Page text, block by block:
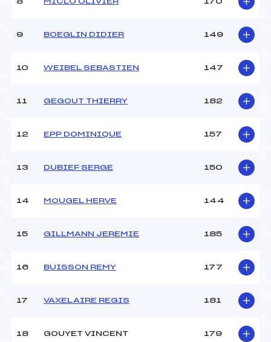
8 MICLO OLIVIER 170
9 BOEGLIN DIDIER 149
10 WEIBEL SEBASTIEN 147
11 GEGOUT THIERRY 182
12 EPP DOMINIQUE 157
13 DUBIEF SERGE 150
14 MOUGEL HERVE 144
15 GILLMANN JEREMIE 185
16 BUISSON REMY 177
17 VAXELAIRE REGIS 181
18 GOUYET VINCENT 179